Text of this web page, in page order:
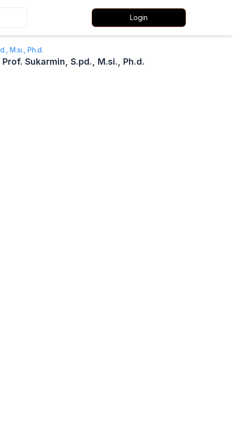
Login
M.si., Ph.d.
Sukarmin, S.pd., M.si., Ph.d.